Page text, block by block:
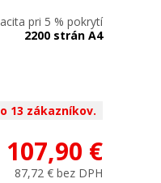
pri 5 % pokrytí
2200 strán A4
13 zákazníkov.
107,90 €
87,72 € bez DPH